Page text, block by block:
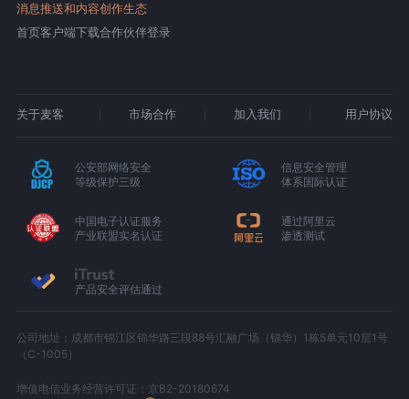
消息推送和内容创作生态
首页客户端下载合作伙伴登录
关于麦客 市场合作 加入我们 用户协议
公安部网络安全
等级保护三级
信息安全管理
体系国际认证
中国电子认证服务
产业联盟实名认证
通过阿里云
渗透测试
产品安全评估通过
公司地址：成都市锦江区锦华路三段88号汇融广场（锦华）1栋5单元10层1号
（C-1005）
增值电信业务经营许可证：京B2-20180674